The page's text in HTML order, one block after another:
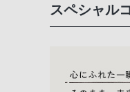
スペシャル